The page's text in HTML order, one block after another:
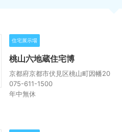
住宅展示場
桃山六地蔵住宅博
京都府京都市伏見区桃山町因幡20
075-611-1500
年中無休